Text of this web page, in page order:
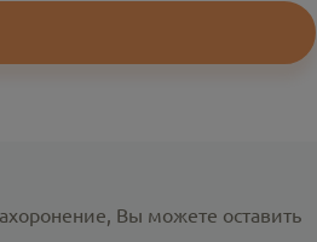
Вы можете оставить